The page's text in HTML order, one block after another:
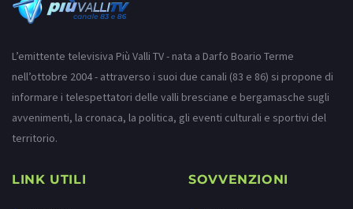
L’emittente televisiva Più Valli TV - nata a Darfo Boario Terme
nell’ottobre 2004 - attraverso i suoi due canali (83 e 86) si propone di
informare i telespettatori delle valli bresciane e bergamasche sugli
avvenimenti, la cronaca, la politica, gli eventi culturali e sportivi del
territorio.
LINK UTILI SOVVENZIONI